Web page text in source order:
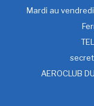
Mardi au
AEROCLUB